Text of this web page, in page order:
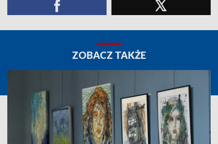
ZOBACZ TAKŻE